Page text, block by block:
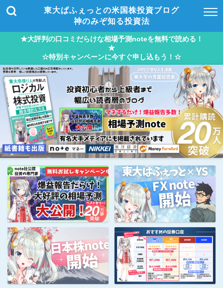
東大ぱふぇっとの米国株投資ブログ
神のみぞ知る投資法
★大評判の口コミだらけな相場予測noteを無料で読める！
★
☆特別キャンペーンに今すぐ申し込もう！☆